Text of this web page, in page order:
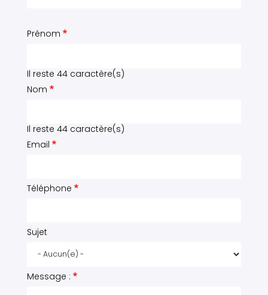
Prénom
Il reste 44 caractère(s)
Nom
Il reste 44 caractère(s)
Email
Téléphone
Sujet
Message :